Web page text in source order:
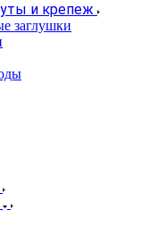
и крепеж
заглушки